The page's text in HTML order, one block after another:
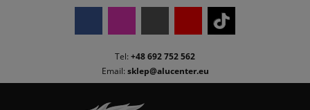
Tel: +48 692 752 562
Email: sklep@alucenter.eu